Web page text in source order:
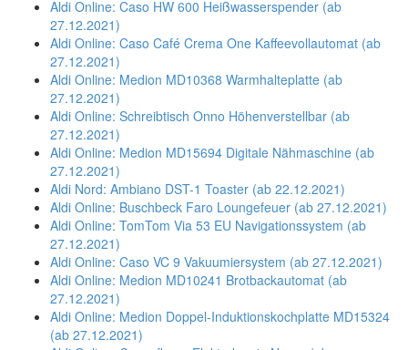
Aldi Online: Caso HW 600 Heißwasserspender (ab
27.12.2021)
Aldi Online: Caso Café Crema One Kaffeevollautomat (ab
27.12.2021)
Aldi Online: Medion MD10368 Warmhalteplatte (ab
27.12.2021)
Aldi Online: Schreibtisch Onno Höhenverstellbar (ab
27.12.2021)
Aldi Online: Medion MD15694 Digitale Nähmaschine (ab
27.12.2021)
Aldi Nord: Ambiano DST-1 Toaster (ab 22.12.2021)
Aldi Online: Buschbeck Faro Loungefeuer (ab 27.12.2021)
Aldi Online: TomTom Via 53 EU Navigationssystem (ab
27.12.2021)
Aldi Online: Caso VC 9 Vakuumiersystem (ab 27.12.2021)
Aldi Online: Medion MD10241 Brotbackautomat (ab
27.12.2021)
Aldi Online: Medion Doppel-Induktionskochplatte MD15324
(ab 27.12.2021)